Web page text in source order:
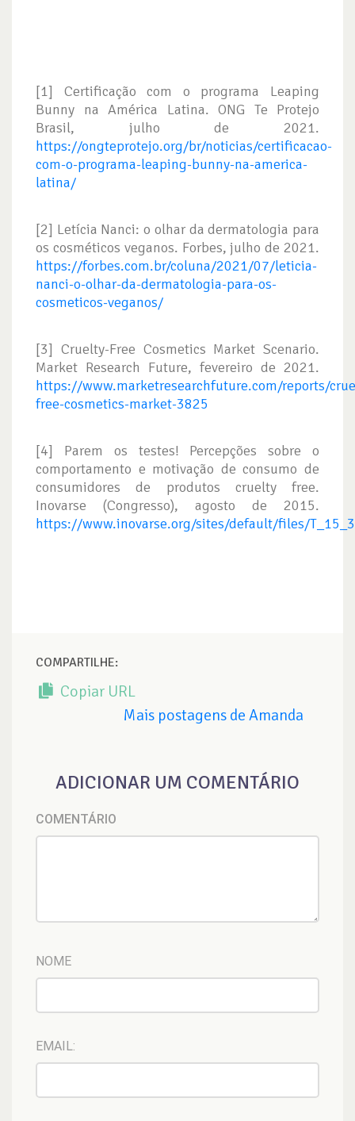
[1] Certificação com o programa Leaping
Bunny na América Latina. ONG Te Protejo
Brasil, julho de 2021.
https://ongteprotejo.org/br/noticias/certificacao-
com-o-programa-leaping-bunny-na-america-
latina/
[2] Letícia Nanci: o olhar da dermatologia para
os cosméticos veganos. Forbes, julho de 2021.
https://forbes.com.br/coluna/2021/07/leticia-
nanci-o-olhar-da-dermatologia-para-os-
cosmeticos-veganos/
[3] Cruelty-Free Cosmetics Market Scenario.
Market Research Future, fevereiro de 2021.
https://www.marketresearchfuture.com/reports/
free-cosmetics-market-3825
[4] Parem os testes! Percepções sobre o
comportamento e motivação de consumo de
consumidores de produtos cruelty free.
Inovarse (Congresso), agosto de 2015.
https://www.inovarse.org/sites/default/files/
COMPARTILHE:
Copiar URL
Mais postagens de Amanda
ADICIONAR UM COMENTÁRIO
COMENTÁRIO
NOME
EMAIL: